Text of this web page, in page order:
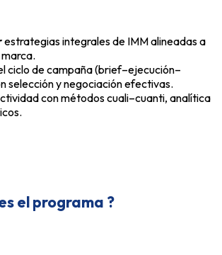
estrategias integrales de IMM alineadas a
ciclo de campaña (brief–ejecución–
selección y negociación efectivas.
con métodos cuali–cuanti, analítica
el programa ?